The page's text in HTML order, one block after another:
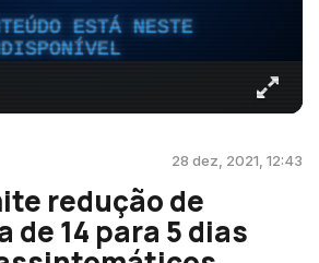
ESTÁ NESTE
28 dez, 2021, 12:43
redução de
14 para 5 dias